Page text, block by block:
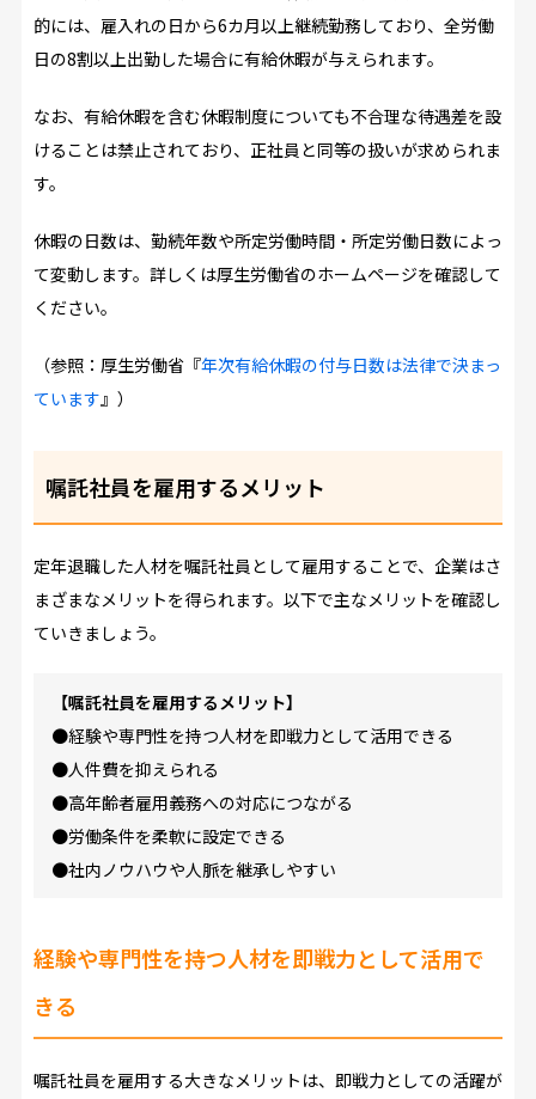
的には、雇入れの日から6カ月以上継続勤務しており、全労働
日の8割以上出勤した場合に有給休暇が与えられます。
なお、有給休暇を含む休暇制度についても不合理な待遇差を設
けることは禁止されており、正社員と同等の扱いが求められま
す。
休暇の日数は、勤続年数や所定労働時間・所定労働日数によっ
て変動します。詳しくは厚生労働省のホームページを確認して
ください。
（参照：厚生労働省『年次有給休暇の付与日数は法律で決まっ
ています 』）
嘱託社員を雇用するメリット
定年退職した人材を嘱託社員として雇用することで、企業はさ
まざまなメリットを得られます。以下で主なメリットを確認し
ていきましょう。
【嘱託社員を雇用するメリット】
●経験や専門性を持つ人材を即戦力として活用できる
●人件費を抑えられる
●高年齢者雇用義務への対応につながる
●労働条件を柔軟に設定できる
●社内ノウハウや人脈を継承しやすい
経験や専門性を持つ人材を即戦力として活用で
きる
嘱託社員を雇用する大きなメリットは、即戦力としての活躍が